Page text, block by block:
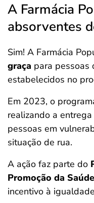
A Farmácia
absorventes
Sim! A Farmácia
graça para pessoas
estabelecidos no
Em 2023, o
realizando a
pessoas em
situação de rua.
A ação faz parte do
Promoção da
incentivo à